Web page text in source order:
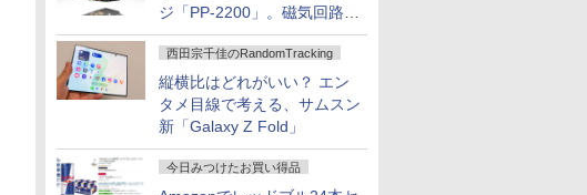
ジ「PP-2200」。磁気回路や
ハウジングを根本から見直し
西田宗千佳のRandomTracking
縦横比はどれがいい？ エン
タメ目線で考える、サムスン
新「Galaxy Z Fold」
今日みつけたお買い得品